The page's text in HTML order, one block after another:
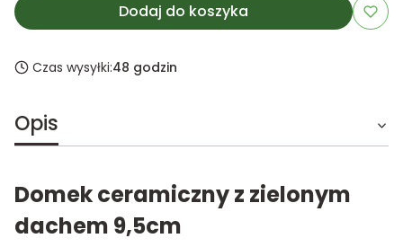
Dodaj do koszyka
Czas wysyłki:48 godzin
Opis
Domek ceramiczny z zielonym
dachem 9,5cm